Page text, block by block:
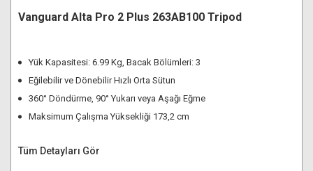
Vanguard Alta Pro 2 Plus 263AB100 Tripod
Yük Kapasitesi: 6.99 Kg, Bacak Bölümleri: 3
Eğilebilir ve Dönebilir Hızlı Orta Sütun
360° Döndürme, 90° Yukarı veya Aşağı Eğme
Maksimum Çalışma Yüksekliği 173,2 cm
Tüm Detayları Gör